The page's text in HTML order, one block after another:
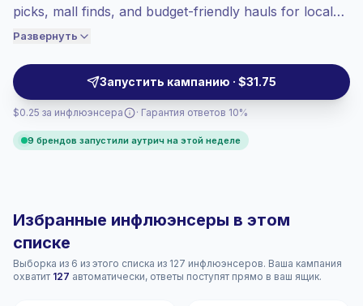
picks, mall finds, and budget-friendly hauls for local
shoppers. Brands can outreach them to reach price-
posts that convert seasonal offers into action,
campaign-ready.
Развернуть
Запустить кампанию · $31.75
$0.25 за инфлюэнсера
аудитории лучше конвертируются,
соответственно.
· Гарантия ответов 10%
9 брендов запустили аутрич на этой неделе
Избранные инфлюэнсеры в этом
списке
Выборка из 6 из этого списка из 127 инфлюэнсеров. Ваша кампания
охватит 127 автоматически, ответы поступят прямо в ваш ящик.